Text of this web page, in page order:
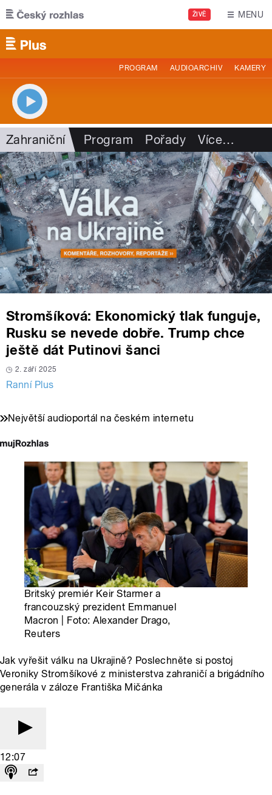
Přejít k hlavnímu obsahu
ŽIVĚ MENU
PROGRAM AUDIOARCHIV KAMERY
Zahraniční Program Pořady Více…
Stromšíková: Ekonomický tlak funguje,
Rusku se nevede dobře. Trump chce
ještě dát Putinovi šanci
2. září 2025
Ranní Plus
Největší audioportál na českém internetu
Britský premiér Keir Starmer a
francouzský prezident Emmanuel
Macron | Foto: Alexander Drago,
Reuters
Jak vyřešit válku na Ukrajině? Poslechněte si postoj
Veroniky Stromšíkové z ministerstva zahraničí a brigádního
generála v záloze Františka Mičánka
12:07